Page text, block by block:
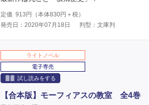
定価 913 円（本体830円＋税）
発売日：2020年07月18日
判型：文庫判
ライトノベル
電子専売
試し読みをする
【合本版】モーフィアスの教室 全4巻